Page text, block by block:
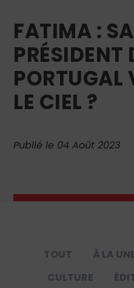
FATIMA :
PRÉSIDENT
PORTUGAL
LE CIEL ?
Publié le 04 Août 2023
TOUT À LA
CULTURE